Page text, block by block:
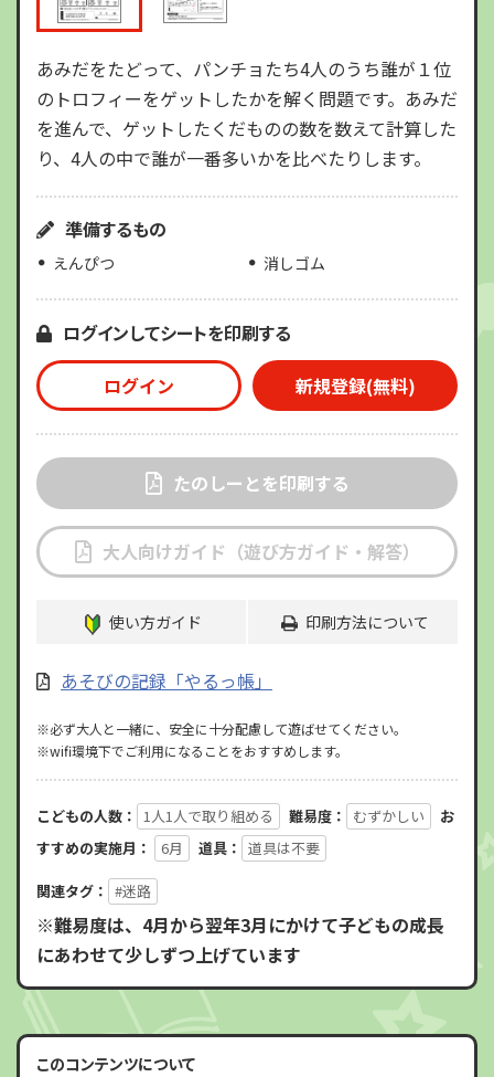
あみだをたどって、パンチョたち4人のうち誰が１位
のトロフィーをゲットしたかを解く問題です。あみだ
を進んで、ゲットしたくだものの数を数えて計算した
り、4人の中で誰が一番多いかを比べたりします。
準備するもの
えんぴつ 消しゴム
ログインしてシートを印刷する
ログイン
新規登録(無料)
たのしーとを印刷する
大人向けガイド（遊び方ガイド・解答）
使い方ガイド 印刷方法について
あそびの記録「やるっ帳」
※必ず大人と一緒に、安全に十分配慮して遊ばせてください。
※wifi環境下でご利用になることをおすすめします。
こどもの人数： 1人1人で取り組める 難易度： むずかしい
お
すすめの実施月：
6月 道具： 道具は不要
関連タグ： #迷路
※難易度は、4月から翌年3月にかけて子どもの成長
にあわせて少しずつ上げています
このコンテンツについて